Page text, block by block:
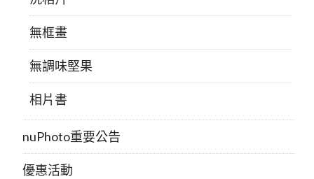
無框畫
無調味堅果
相片書
nuPhoto重要公告
優惠活動